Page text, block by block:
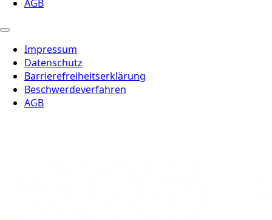
AGB
Impressum
Datenschutz
Barrierefreiheitserklärung
Beschwerdeverfahren
AGB